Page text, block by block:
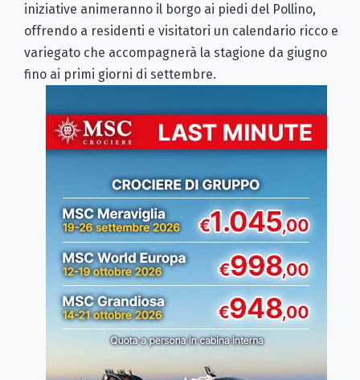
iniziative animeranno il borgo ai piedi del Pollino,
offrendo a residenti e visitatori un calendario ricco e
variegato che accompagnerà la stagione da giugno
fino ai primi giorni di settembre.